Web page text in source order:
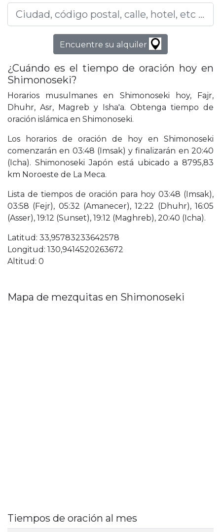
Encuentre su alquiler
¿Cuándo es el tiempo de oración hoy en
Shimonoseki?
Horarios musulmanes en Shimonoseki hoy, Fajr,
Dhuhr, Asr, Magreb y Isha'a. Obtenga tiempo de
oración islámica en Shimonoseki.
Los horarios de oración de hoy en Shimonoseki
comenzarán en 03:48 (Imsak) y finalizarán en 20:40
(Icha). Shimonoseki Japón está ubicado a 8795,83
km Noroeste de La Meca.
Lista de tiempos de oración para hoy 03:48 (Imsak),
03:58 (Fejr), 05:32 (Amanecer), 12:22 (Dhuhr), 16:05
(Asser), 19:12 (Sunset), 19:12 (Maghreb), 20:40 (Icha).
Latitud: 33,95783233642578
Longitud: 130,9414520263672
Altitud: 0
Mapa de mezquitas en Shimonoseki
Tiempos de oración al mes